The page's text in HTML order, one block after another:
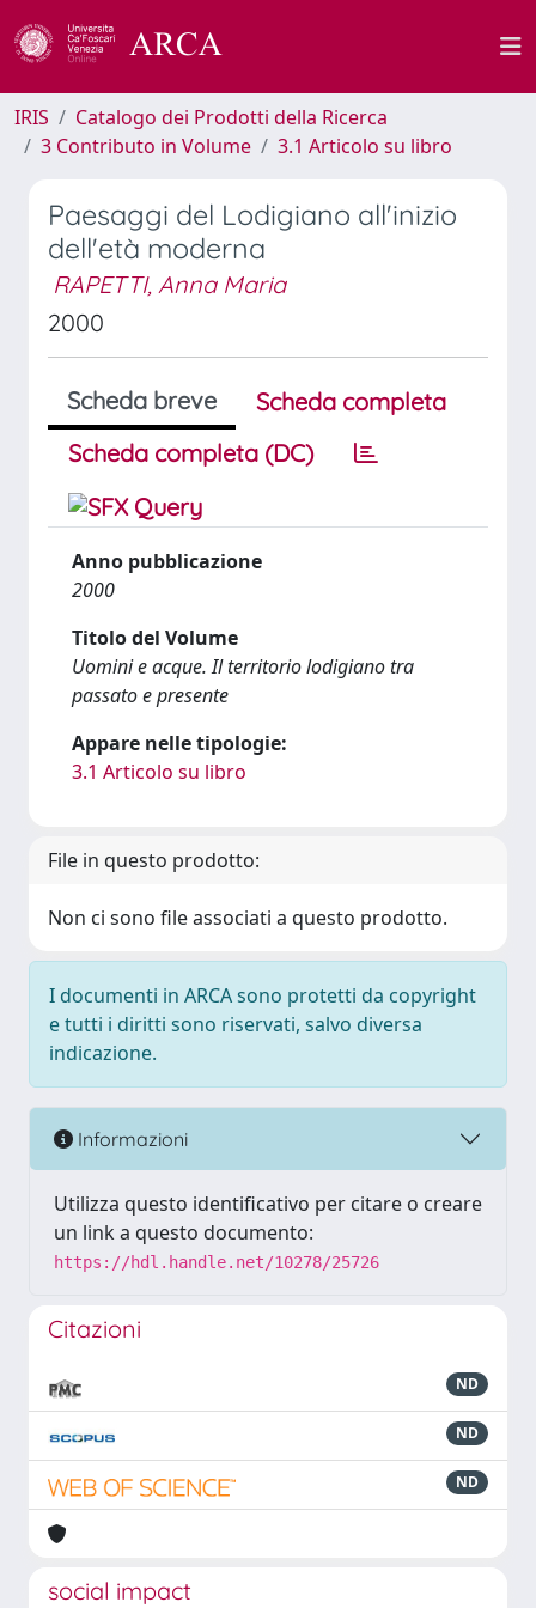
IRIS
Catalogo dei Prodotti della Ricerca
3 Contributo in Volume
3.1 Articolo su libro
Paesaggi del Lodigiano all'inizio
dell'età moderna
RAPETTI, Anna Maria
2000
Scheda breve
Scheda completa
Scheda completa (DC)
Anno pubblicazione
2000
Titolo del Volume
Uomini e acque. Il territorio lodigiano tra
passato e presente
Appare nelle tipologie:
3.1 Articolo su libro
File in questo prodotto:
Non ci sono file associati a questo prodotto.
I documenti in ARCA sono protetti da copyright
e tutti i diritti sono riservati, salvo diversa
indicazione.
Informazioni
Utilizza questo identificativo per citare o creare
un link a questo documento:
https://hdl.handle.net/10278/25726
Citazioni
ND
ND
ND
social impact